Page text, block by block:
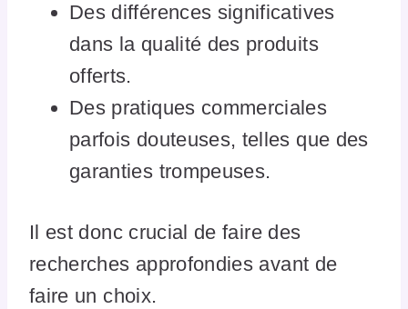
Des différences significatives
dans la qualité des produits
offerts.
Des pratiques commerciales
parfois douteuses, telles que des
garanties trompeuses.
Il est donc crucial de faire des
recherches approfondies avant de
faire un choix.